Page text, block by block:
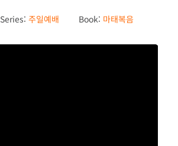
Series: 주일예배 Book: 마태복음